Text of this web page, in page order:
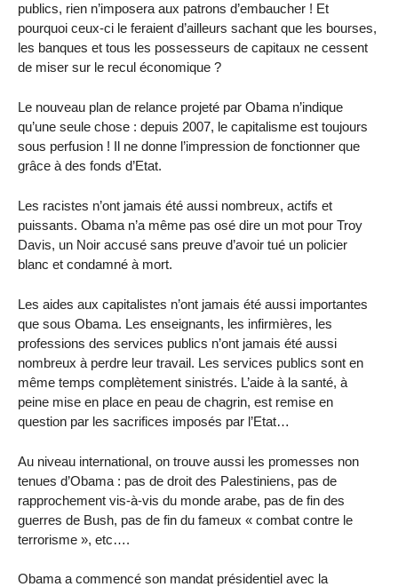
publics, rien n’imposera aux patrons d’embaucher ! Et
pourquoi ceux-ci le feraient d’ailleurs sachant que les bourses,
les banques et tous les possesseurs de capitaux ne cessent
de miser sur le recul économique ?
Le nouveau plan de relance projeté par Obama n’indique
qu’une seule chose : depuis 2007, le capitalisme est toujours
sous perfusion ! Il ne donne l’impression de fonctionner que
grâce à des fonds d’Etat.
Les racistes n’ont jamais été aussi nombreux, actifs et
puissants. Obama n’a même pas osé dire un mot pour Troy
Davis, un Noir accusé sans preuve d’avoir tué un policier
blanc et condamné à mort.
Les aides aux capitalistes n’ont jamais été aussi importantes
que sous Obama. Les enseignants, les infirmières, les
professions des services publics n’ont jamais été aussi
nombreux à perdre leur travail. Les services publics sont en
même temps complètement sinistrés. L’aide à la santé, à
peine mise en place en peau de chagrin, est remise en
question par les sacrifices imposés par l’Etat…
Au niveau international, on trouve aussi les promesses non
tenues d’Obama : pas de droit des Palestiniens, pas de
rapprochement vis-à-vis du monde arabe, pas de fin des
guerres de Bush, pas de fin du fameux « combat contre le
terrorisme », etc….
Obama a commencé son mandat présidentiel avec la